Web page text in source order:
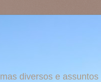
diversos e